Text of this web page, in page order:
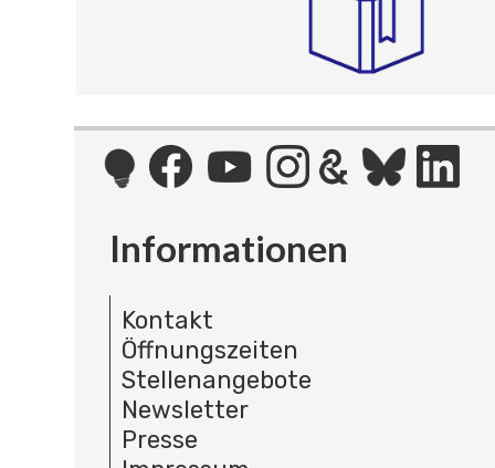
Informationen
Kontakt
Öffnungszeiten
Stellenangebote
Newsletter
Presse